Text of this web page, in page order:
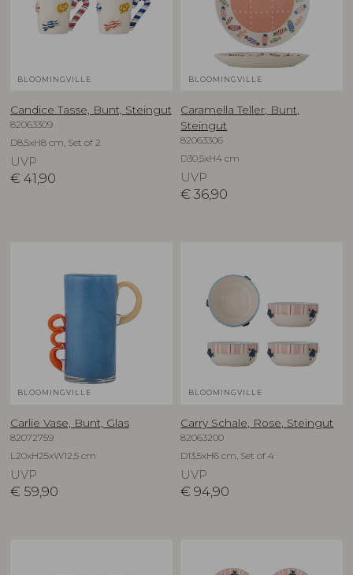
BLOOMINGVILLE
Candice Tasse, Bunt, Steingut
82063309
D8,5xH8 cm, Set of 2
UVP
€ 41,90
BLOOMINGVILLE
Caramella Teller, Bunt,
Steingut
82063306
D30,5xH4 cm
UVP
€ 36,90
BLOOMINGVILLE
Carlie Vase, Bunt, Glas
82072759
L20xH25xW12,5 cm
UVP
€ 59,90
BLOOMINGVILLE
Carry Schale, Rose, Steingut
82063200
D13,5xH6 cm, Set of 4
UVP
€ 94,90